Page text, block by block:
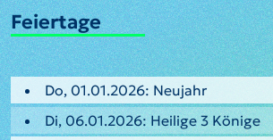
Feiertage
Do, 01.01.2026: Neujahr
Di, 06.01.2026: Heilige 3 Könige